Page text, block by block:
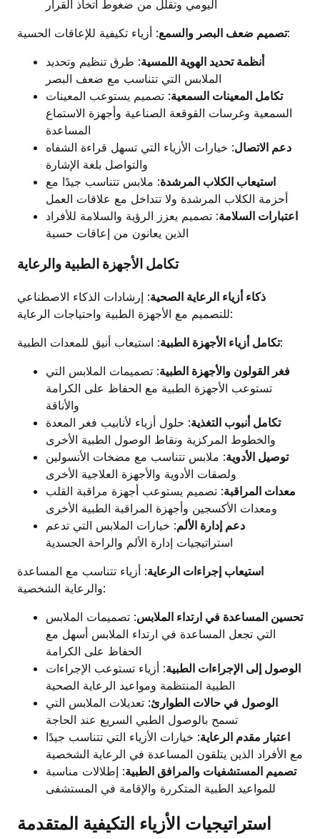
اليومي وتقلل من ضغوط اتخاذ القرار
تصميم ضعف البصر والسمع: أزياء تكيفية للإعاقات الحسية:
أنظمة تحديد الهوية اللمسية: طرق تنظيم وتحديد
الملابس التي تتناسب مع ضعف البصر
تكامل المعينات السمعية: تصميم يستوعب المعينات
السمعية وغرسات القوقعة الصناعية وأجهزة الاستماع
المساعدة
دعم الاتصال: خيارات الأزياء التي تسهل قراءة الشفاه
والتواصل بلغة الإشارة
استيعاب الكلاب المرشدة: ملابس تتناسب جيدًا مع
أحزمة الكلاب المرشدة ولا تتداخل مع علاقات العمل
اعتبارات السلامة: تصميم يعزز الرؤية والسلامة للأفراد
الذين يعانون من إعاقات حسية
تكامل الأجهزة الطبية والرعاية
ذكاء أزياء الرعاية الصحية: إرشادات الذكاء الاصطناعي
للتصميم مع الأجهزة الطبية واحتياجات الرعاية:
تكامل أزياء الأجهزة الطبية: استيعاب أنيق للمعدات الطبية:
فغر القولون والأجهزة الطبية: تصميمات الملابس التي
تستوعب الأجهزة الطبية مع الحفاظ على الكرامة
والأناقة
تكامل أنبوب التغذية: حلول أزياء لأنابيب فغر المعدة
والخطوط المركزية ونقاط الوصول الطبية الأخرى
توصيل الأدوية: ملابس تتناسب مع مضخات الأنسولين
ولصقات الأدوية والأجهزة العلاجية الأخرى
معدات المراقبة: تصميم يستوعب أجهزة مراقبة القلب
ومعدات الأكسجين وأجهزة المراقبة الطبية الأخرى
دعم إدارة الألم: خيارات الملابس التي تدعم
استراتيجيات إدارة الألم والراحة الجسدية
استيعاب إجراءات الرعاية: أزياء تتناسب مع المساعدة
والرعاية الشخصية:
تحسين المساعدة في ارتداء الملابس: تصميمات الملابس
التي تجعل المساعدة في ارتداء الملابس أسهل مع
الحفاظ على الكرامة
الوصول إلى الإجراءات الطبية: أزياء تستوعب الإجراءات
الطبية المنتظمة ومواعيد الرعاية الصحية
الوصول في حالات الطوارئ: تعديلات الملابس التي
تسمح بالوصول الطبي السريع عند الحاجة
اعتبار مقدم الرعاية: خيارات الأزياء التي تتناسب جيدًا
مع الأفراد الذين يتلقون المساعدة في الرعاية الشخصية
تصميم المستشفيات والمرافق الطبية: إطلالات مناسبة
للمواعيد الطبية المتكررة والإقامة في المستشفى
استراتيجيات الأزياء التكيفية المتقدمة